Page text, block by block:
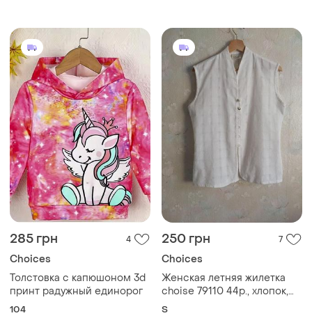
285 грн 4
Choices
Толстовка с капюшоном 3d
принт радужный единорог
104
250 грн 7
Choices
Женская летняя жилетка
choise 79110 44р., хлопок,
белая
S